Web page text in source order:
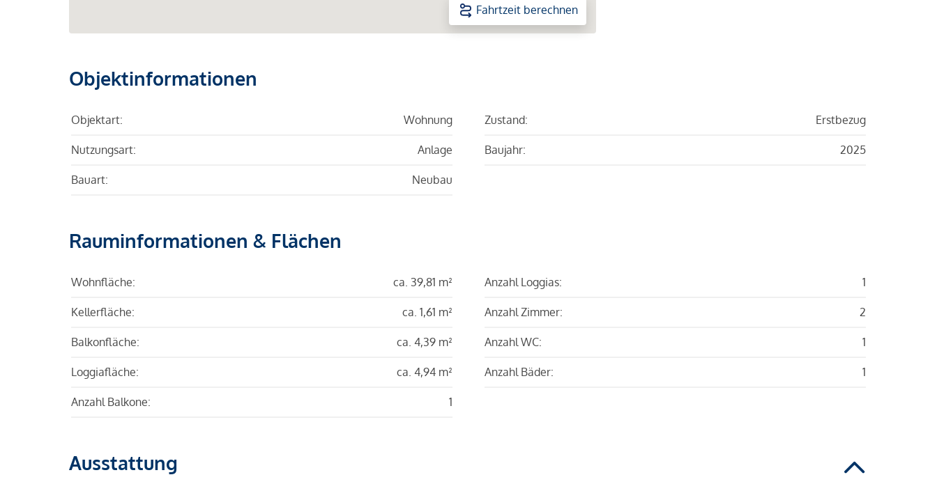
Fahrtzeit berechnen
Objektinformationen
Objektart: Wohnung
Nutzungsart: Anlage
Bauart: Neubau
Zustand: Erstbezug
Baujahr: 2025
Rauminformationen & Flächen
Wohnfläche: ca. 39,81 m²
Kellerfläche: ca. 1,61 m²
Balkonfläche: ca. 4,39 m²
Loggiafläche: ca. 4,94 m²
Anzahl Balkone: 1
Anzahl Loggias: 1
Anzahl Zimmer: 2
Anzahl WC: 1
Anzahl Bäder: 1
Ausstattung